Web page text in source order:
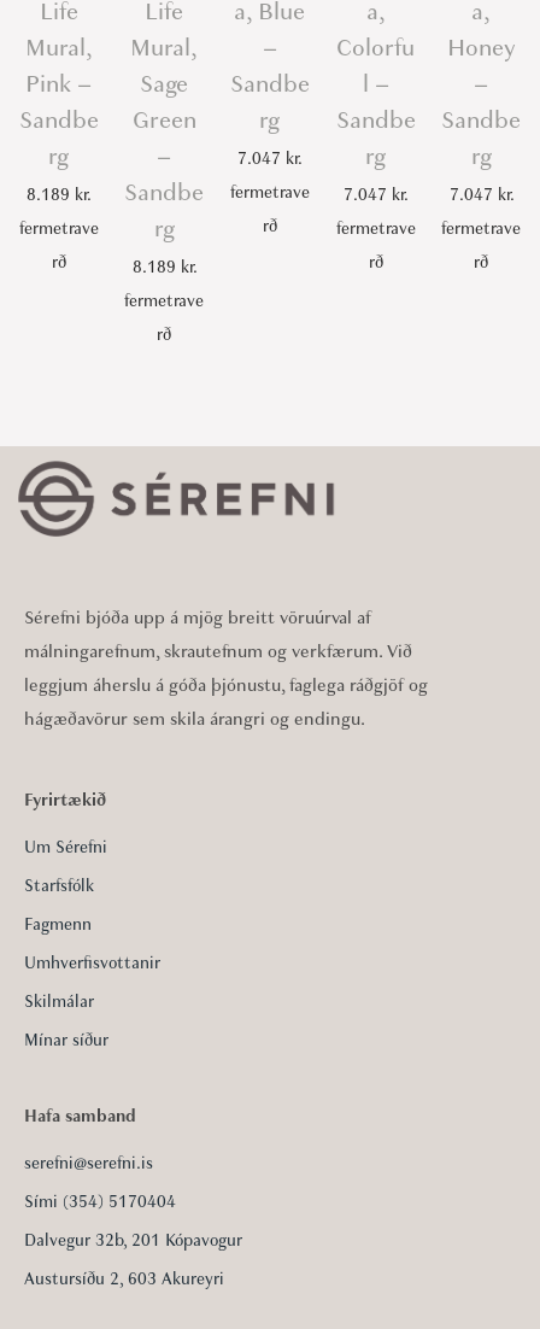
Life
Mural,
Pink –
Sandbe
rg
8.189 kr.
fermetrave
rð
Life
Mural,
Sage
Green
–
Sandbe
rg
8.189 kr.
fermetrave
rð
a, Blue
–
Sandbe
rg
7.047 kr.
fermetrave
rð
a,
Colorfu
l –
Sandbe
rg
7.047 kr.
fermetrave
rð
a,
Honey
–
Sandbe
rg
7.047 kr.
fermetrave
rð
Sérefni bjóða upp á mjög breitt vöruúrval af
málningarefnum, skrautefnum og verkfærum. Við
leggjum áherslu á góða þjónustu, faglega ráðgjöf og
hágæðavörur sem skila árangri og endingu.
Fyrirtækið
Um Sérefni
Starfsfólk
Fagmenn
Umhverfisvottanir
Skilmálar
Mínar síður
Hafa samband
serefni@serefni.is
Sími (354) 5170404
Dalvegur 32b, 201 Kópavogur
Austursíðu 2, 603 Akureyri